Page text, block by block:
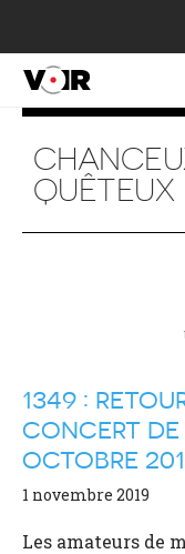
QUÊTEUX
1349 :
CONCERT
OCTOBRE
1 novembre 2019
Les amateurs de